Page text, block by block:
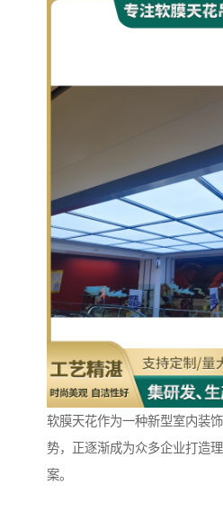
软膜天花作为一种新型室内装
势，正逐渐成为众多企业打造
案。